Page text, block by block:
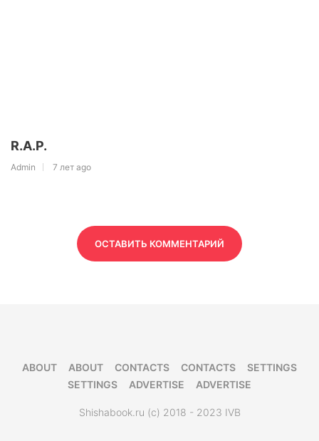
R.A.P.
Admin 7 лет ago
ОСТАВИТЬ КОММЕНТАРИЙ
ABOUT ABOUT CONTACTS CONTACTS
SETTINGS
SETTINGS
ADVERTISE ADVERTISE
Shishabook.ru (c) 2018 - 2023 IVB